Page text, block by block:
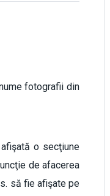
fotografii din
o secţiune
de afacerea
să fie afişate pe